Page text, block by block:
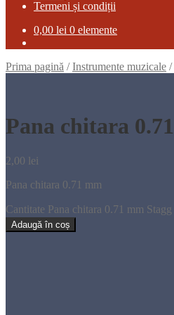
Termeni și condiții
0,00 lei 0 elemente
Prima pagină /Instrumente muzicale /
Pana chitara
2,00 lei
Pana chitara 0.71 mm
Cantitate Pana chitara 0.71 mm Stagg
Adaugă în coș